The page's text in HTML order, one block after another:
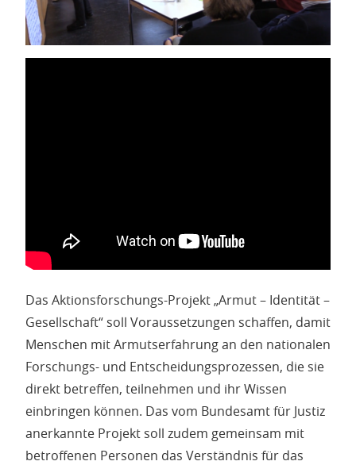
Das Aktionsforschungs-Projekt „Armut – Identität –
Gesellschaft“ soll Voraussetzungen schaffen, damit
Menschen mit Armutserfahrung an den nationalen
Forschungs- und Entscheidungsprozessen, die sie
direkt betreffen, teilnehmen und ihr Wissen
einbringen können. Das vom Bundesamt für Justiz
anerkannte Projekt soll zudem gemeinsam mit
betroffenen Personen das Verständnis für das